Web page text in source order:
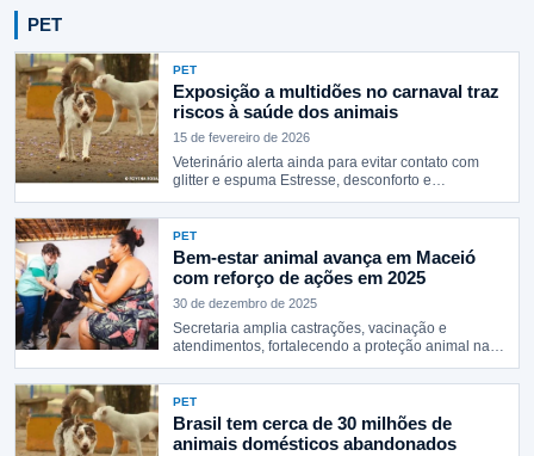
PET
PET
Exposição a multidões no carnaval traz
riscos à saúde dos animais
15 de fevereiro de 2026
Veterinário alerta ainda para evitar contato com
glitter e espuma Estresse, desconforto e…
PET
Bem-estar animal avança em Maceió
com reforço de ações em 2025
30 de dezembro de 2025
Secretaria amplia castrações, vacinação e
atendimentos, fortalecendo a proteção animal na
cidade O…
PET
Brasil tem cerca de 30 milhões de
animais domésticos abandonados